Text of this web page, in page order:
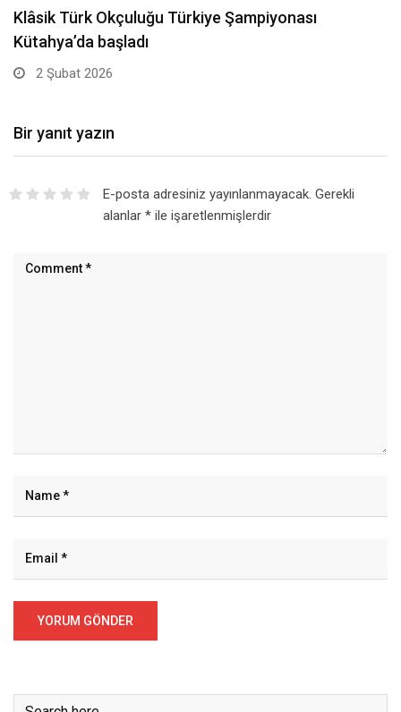
Klâsik Türk Okçuluğu Türkiye Şampiyonası
Kütahya’da başladı
2 Şubat 2026
Bir yanıt yazın
E-posta adresiniz yayınlanmayacak. Gerekli
alanlar *ile işaretlenmişlerdir